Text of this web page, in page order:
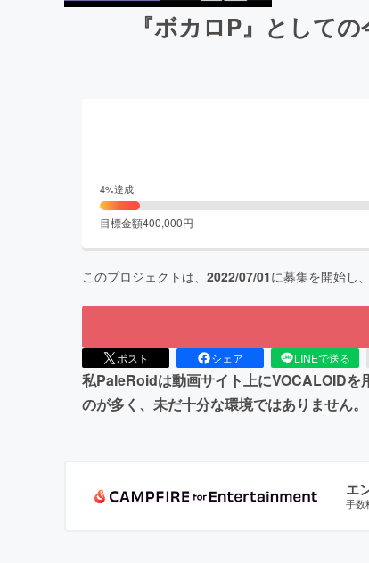
『ボカロP』として
4%達成
目標金額400,000円
このプロジェクトは、 2022/07/01に募集を開始し、
ポスト シェア LINEで送る
私PaleRoidは動画サイト上にVOCALOIDを
のが多く、未だ十分な環境ではありません
エ
手数